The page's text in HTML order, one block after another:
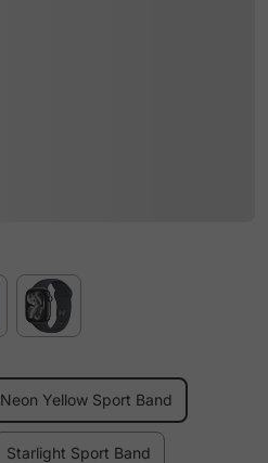
Neon Yellow Sport Band
Starlight Sport Band